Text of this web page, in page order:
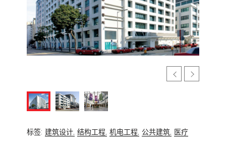
标签: 建筑设计, 结构工程, 机电工程, 公共建筑, 医疗